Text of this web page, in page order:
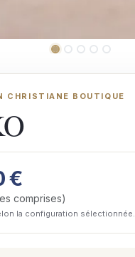
CHRISTIANE BOUTIQUE
€
comprises)
la configuration sélectionnée.